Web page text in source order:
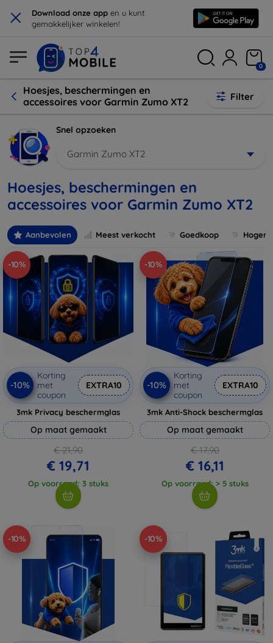
× Download onze app en u kunt
gemakkelijker winkelen!
0
Hoesjes, beschermingen en
accessoires voor Garmin Zumo XT2
Filter
Snel opzoeken
Garmin Zumo XT2
Hoesjes, beschermingen en
accessoires voor Garmin Zumo XT2
Aanbevolen Meest verkocht Goedkoop
-10%
-10%
Korting
met
coupon
EXTRA10
3mk Privacy beschermglas
Op maat gemaakt
€ 21,90
€ 19,71
Op voorraad: 3 stuks
-10%
-10%
Korting
met
coupon
EXTRA10
3mk Anti-Shock beschermglas
Op maat gemaakt
€ 17,90
€ 16,11
Op voorraad: > 5 stuks
-10% -10%